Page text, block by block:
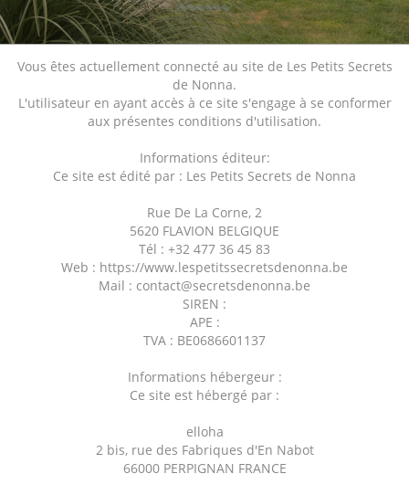
Vous êtes actuellement connecté au site de Les Petits Secrets
de Nonna.
L'utilisateur en ayant accès à ce site s'engage à se conformer
aux présentes conditions d'utilisation.
Informations éditeur:
Ce site est édité par : Les Petits Secrets de Nonna
Rue De La Corne, 2
5620 FLAVION BELGIQUE
Tél : +32 477 36 45 83
Web : https://www.lespetitssecretsdenonna.be
Mail : contact@secretsdenonna.be
SIREN :
APE :
TVA : BE0686601137
Informations hébergeur :
Ce site est hébergé par :
elloha
2 bis, rue des Fabriques d'En Nabot
66000 PERPIGNAN FRANCE